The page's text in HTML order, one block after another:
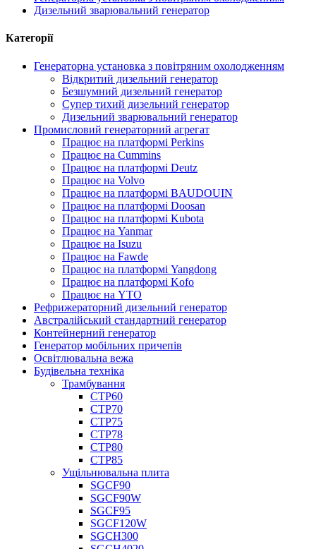
Дизельний зварювальний генератор
Категорії
Генераторна установка з повітряним охолодженням
Відкритий дизельний генератор
Безшумний дизельний генератор
Супер тихий дизельний генератор
Дизельний зварювальний генератор
Промисловий генераторний агрегат
Працює на платформі Perkins
Працює на Cummins
Працює на платформі Deutz
Працює на Volvo
Працює на платформі BAUDOUIN
Працює на платформі Doosan
Працює на платформі Kubota
Працює на Yanmar
Працює на Isuzu
Працює на Fawde
Працює на платформі Yangdong
Працює на платформі Kofo
Працює на YTO
Рефрижераторний дизельний генератор
Австралійський стандартний генератор
Контейнерний генератор
Генератор мобільних причепів
Освітлювальна вежа
Будівельна техніка
Трамбування
СТР60
СТР70
СТР75
СТР78
СТР80
СТР85
Ущільнювальна плита
SGCF90
SGCF90W
SGCF95
SGCF120W
SGCH300